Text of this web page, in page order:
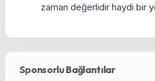
zaman değerlidir haydi bir
Sponsorlu Bağlantılar